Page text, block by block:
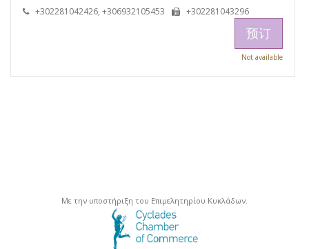
+302281042426, +306932105453 +302281043296
预订
Not available
Με την υποστήριξη του Επιμελητηρίου Κυκλάδων.